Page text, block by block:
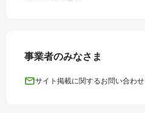
事業者のみなさま
サイト掲載に関するお問い合わせ